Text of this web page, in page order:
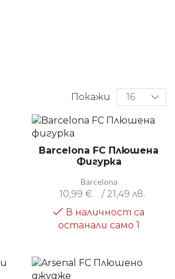
Покажи
Barcelona FC Плюшена
Фигурка
Barcelona
10,99€
/ 21,49 лв.
В наличност са
останали само 1